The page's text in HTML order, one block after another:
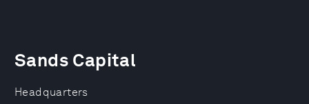
Headquarters
Sands Capital